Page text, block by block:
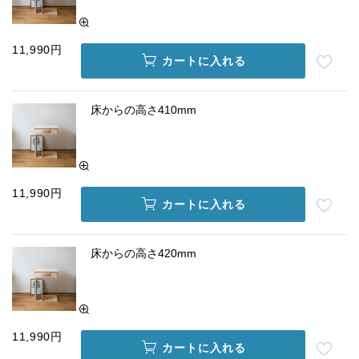
11,990円
カートに入れる
床からの高さ410mm
11,990円
カートに入れる
床からの高さ420mm
11,990円
カートに入れる